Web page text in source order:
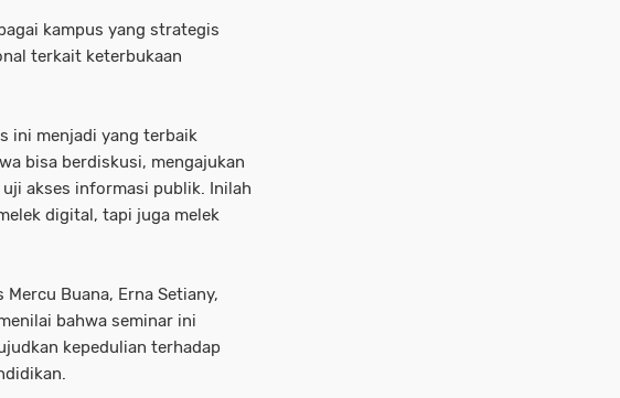
kampus yang strategis
terkait keterbukaan
ini menjadi yang terbaik
bisa berdiskusi, mengajukan
akses informasi publik. Inilah
digital, tapi juga melek
Buana, Erna Setiany,
bahwa seminar ini
kepedulian terhadap